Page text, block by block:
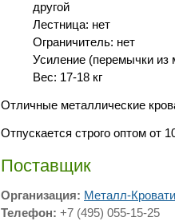
другой
Лестница: нет
Ограничитель: нет
Усиление (перемычки из
Вес: 17-18 кг
Отличные металлические
Отпускается строго оптом от
Поставщик
Организация: Металл-Кровати
Телефон: +7 (495) 055-15-25